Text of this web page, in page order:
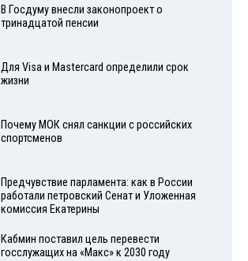
В Госдуму внесли законопроект о
тринадцатой пенсии
Для Visа и Mastercard определили срок
жизни
Почему МОК снял санкции с российских
спортсменов
Предчувствие парламента: как в России
работали петровский Сенат и Уложенная
комиссия Екатерины
Кабмин поставил цель перевести
госслужащих на «Макс» к 2030 году